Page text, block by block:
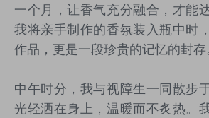
一个月，让香气充分融合，才能
我将亲手制作的香氛装入瓶中时
作品，更是一段珍贵的记忆的封存
中午时分，我与视障生一同散步
光轻洒在身上，温暖而不炙热。